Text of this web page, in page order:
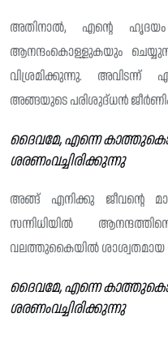
അതിനാൽ, എന്റെ
ആനന്ദംകൊള്ളുകയും
വിശ്രമിക്കുന്നു. അവിടന്ന്
അങ്ങയുടെ പരിശുദ്‌ധൻ
ദൈവമേ, എന്നെ
ശരണംവച്ചിരിക്കുന്നു
അങ്ങ് എനിക്കു ജീവന്റെ
സന്നിധിയിൽ
വലത്തുകൈയിൽ
ദൈവമേ, എന്നെ
ശരണംവച്ചിരിക്കുന്നു